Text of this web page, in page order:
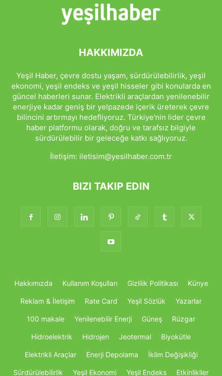
HAKKIMIZDA
Yeşil Haber, çevre dostu yaşam, sürdürülebilirlik, yeşil
ekonomi, yeşil endeks ve yeşil hisseler gibi konularda en
güncel haberleri sunar. Elektrikli araçlardan yenilenebilir
enerjiye kadar geniş bir yelpazede içerik üreterek çevre
bilincini artırmayı hedefliyoruz. Türkiye'nin lider çevre
haber platformu olarak, doğru ve tarafsız bilgiyle
sürdürülebilir bir geleceğe katkı sağlıyoruz.
İletişim: iletisim@yesilhaber.com.tr
BIZI TAKIP EDIN
Hakkımızda Kullanım Koşulları Gizlilik Politikası Künye
Reklam & İletişim Rate Card Yeşil Sözlük Yazarlar
100 makale Yenilenebilir Enerji Güneş Rüzgar
Hidroelektrik Hidrojen Jeotermal Biyokütle
Elektrikli Araçlar Enerji Depolama İklim Değişikliği
Sürdürülebilirlik Yeşil Ekonomi Yeşil Endeks Etkinlikller